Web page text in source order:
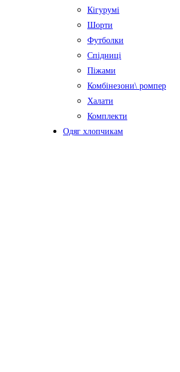
Кігурумі
Шорти
Футболки
Спідниці
Піжами
Комбінезони\ ромпер
Халати
Комплекти
Одяг хлопчикам